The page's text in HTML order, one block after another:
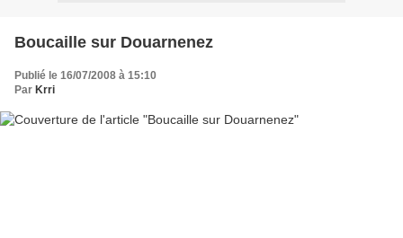
Boucaille sur Douarnenez
Publié le 16/07/2008 à 15:10
Par Krri